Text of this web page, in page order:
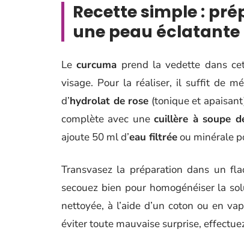
Recette simple :
une peau éclatante
Lecurcuma prend la vedette dans
visage. Pour la réaliser, il suffit de
d’hydrolat de rose (tonique et
complète avec unecuillère à soupe
ajoute 50 ml d’eau filtréeou minérale
Transvasez la préparation dans un
secouez bien pour homogénéiser la
nettoyée, à l’aide d’un coton ou en
éviter toute mauvaise surprise,